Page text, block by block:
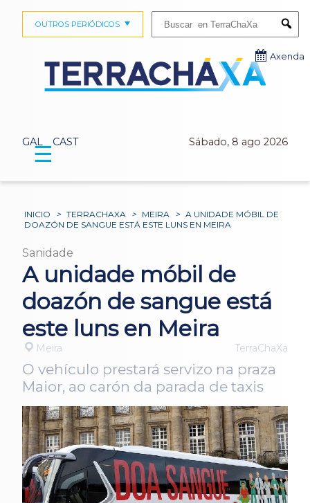
GAL CAST Sábado, 8 ago 2026
OUTROS PERIÓDICOS
Axenda
☰
INICIO > TERRACHAXA > MEIRA > A UNIDADE MÓBIL DE
DOAZÓN DE SANGUE ESTÁ ESTE LUNS EN MEIRA
Sanidade
A unidade móbil de
doazón de sangue está
este luns en Meira
Meira TerraChaXa
O vehículo prestará servizo na praza
Maior, ao carón da parada de taxis